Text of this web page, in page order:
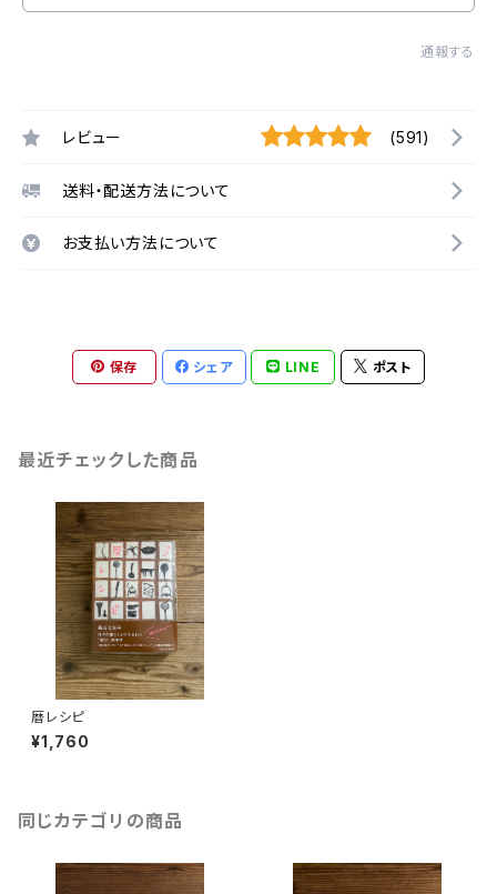
通報する
レビュー (591)
送料・配送方法について
お支払い方法について
保存 シェア LINE ポスト
最近チェックした商品
暦レシピ
¥1,760
同じカテゴリの商品